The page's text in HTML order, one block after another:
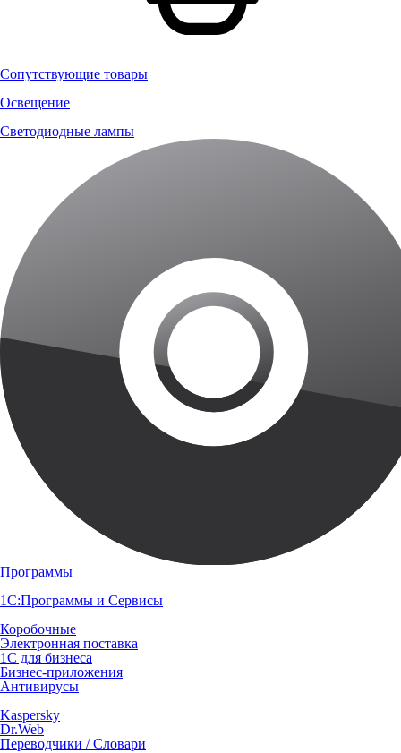
Сопутствующие товары
Освещение
Светодиодные лампы
Программы
1С:Программы и Сервисы
Коробочные
Электронная поставка
1С для бизнеса
Бизнес-приложения
Антивирусы
Kaspersky
Dr.Web
Переводчики / Словари